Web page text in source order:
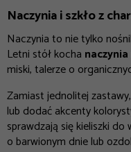
Naczynia i szkło z
Naczynia to nie tylko
Letni stół kocha
miski, talerze o
Zamiast jednolitej
lub dodać akcenty
sprawdzają się kieliszki do
o barwionym dnie lub